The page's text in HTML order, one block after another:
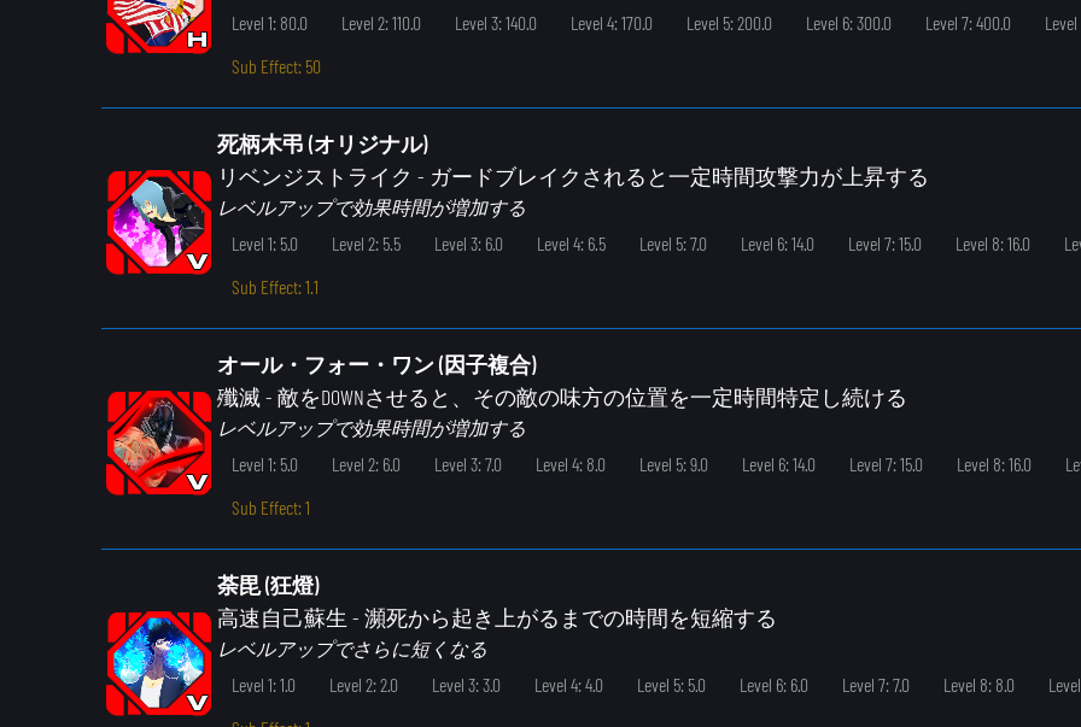
Level 1: 80.0
Level 2: 110.0 Level 3: 140.0 Level 4: 170.0 Level 5: 200.0 Level 6: 300.0 Level 7: 400.0
Sub Effect: 50
死柄木弔 (オリジナル)
リベンジストライク - ガードブレイクされると一定時間攻撃力が上昇する
レベルアップで効果時間が増加する
Level 1: 5.0
Level 2: 5.5 Level 3: 6.0 Level 4: 6.5 Level 5: 7.0 Level 6: 14.0 Level 7: 15.0 Level 8: 16.0
Sub Effect: 1.1
オール・フォー・ワン (因子複合)
殲滅- 敵をDOWNさせると、その敵の味方の位置を一定時間特定し続ける
レベルアップで効果時間が増加する
Level 1: 5.0
Level 2: 6.0 Level 3: 7.0 Level 4: 8.0 Level 5: 9.0 Level 6: 14.0 Level 7: 15.0 Level 8: 16.0
Sub Effect: 1
荼毘 (狂燈)
高速自己蘇生 - 瀕死から起き上がるまでの時間を短縮する
レベルアップでさらに短くなる
Level 1: 1.0
Level 2: 2.0 Level 3: 3.0 Level 4: 4.0 Level 5: 5.0 Level 6: 6.0 Level 7: 7.0 Level 8: 8.0